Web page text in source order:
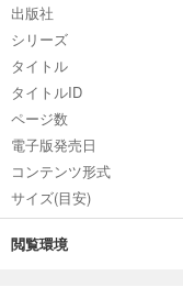
出版社
シリーズ
タイトル
タイトルID
ページ数
電子版発売日
コンテンツ形式
サイズ(目安)
閲覧環境